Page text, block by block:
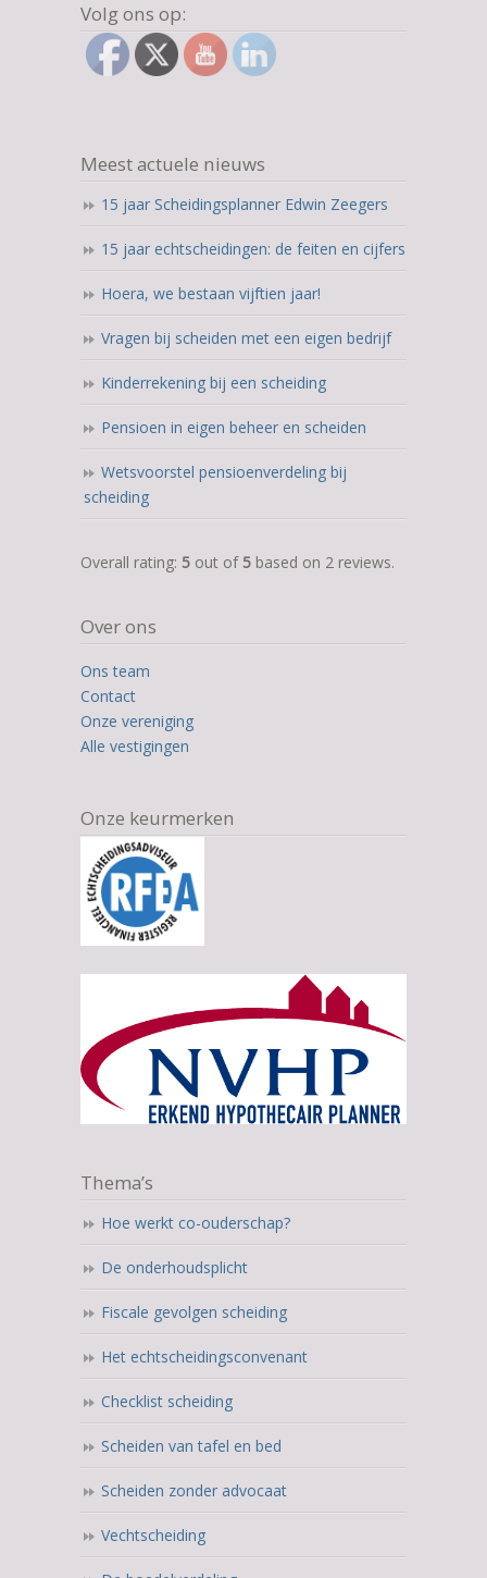
Volg ons op:
Meest actuele nieuws
15 jaar Scheidingsplanner Edwin Zeegers
15 jaar echtscheidingen: de feiten en cijfers
Hoera, we bestaan vijftien jaar!
Vragen bij scheiden met een eigen bedrijf
Kinderrekening bij een scheiding
Pensioen in eigen beheer en scheiden
Wetsvoorstel pensioenverdeling bij
scheiding
5,0
on
Overall rating: 5 out of 5 based on 2 reviews.
Over ons
Ons team
Contact
Onze vereniging
Alle vestigingen
Onze keurmerken
Thema’s
Hoe werkt co-ouderschap?
De onderhoudsplicht
Fiscale gevolgen scheiding
Het echtscheidingsconvenant
Checklist scheiding
Scheiden van tafel en bed
Scheiden zonder advocaat
Vechtscheiding